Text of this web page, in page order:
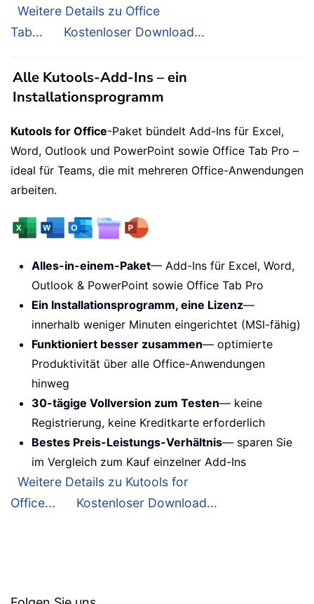
Weitere Details zu Office
Tab...
Kostenloser Download...
Alle Kutools-Add-Ins – ein
Installationsprogramm
Kutools for Office-Paket bündelt Add-Ins für Excel,
Word, Outlook und PowerPoint sowie Office Tab Pro –
ideal für Teams, die mit mehreren Office-Anwendungen
arbeiten.
Alles-in-einem-Paket— Add-Ins für Excel, Word,
Outlook & PowerPoint sowie Office Tab Pro
Ein Installationsprogramm, eine Lizenz—
innerhalb weniger Minuten eingerichtet (MSI-fähig)
Funktioniert besser zusammen— optimierte
Produktivität über alle Office-Anwendungen
hinweg
30-tägige Vollversion zum Testen— keine
Registrierung, keine Kreditkarte erforderlich
Bestes Preis-Leistungs-Verhältnis— sparen Sie
im Vergleich zum Kauf einzelner Add-Ins
Weitere Details zu Kutools for
Office...
Kostenloser Download...